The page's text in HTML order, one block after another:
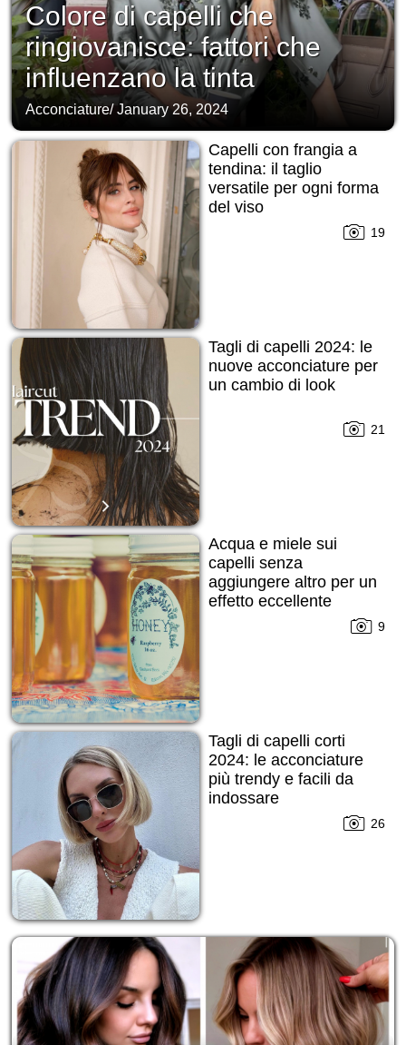
Colore di capelli che
ringiovanisce: fattori che
influenzano la tinta
Acconciature/January 26, 2024
Capelli con frangia a
tendina: il taglio
versatile per ogni forma
del viso
19
Tagli di capelli 2024: le
nuove acconciature per
un cambio di look
21
Acqua e miele sui
capelli senza
aggiungere altro per un
effetto eccellente
9
Tagli di capelli corti
2024: le acconciature
più trendy e facili da
indossare
indipendentemente
26